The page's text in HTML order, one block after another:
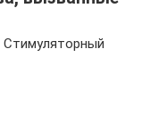
Стимуляторный